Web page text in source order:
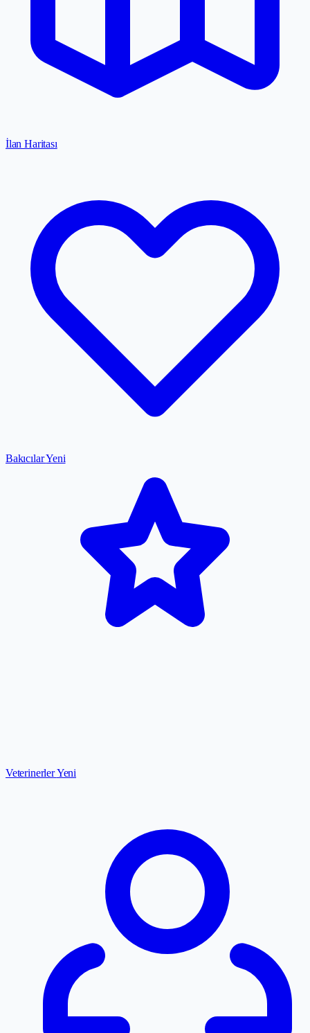
İlan Haritası
BakıcılarYeni
VeterinerlerYeni